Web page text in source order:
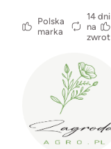
Polska
marka
14 dni
na
zwrot